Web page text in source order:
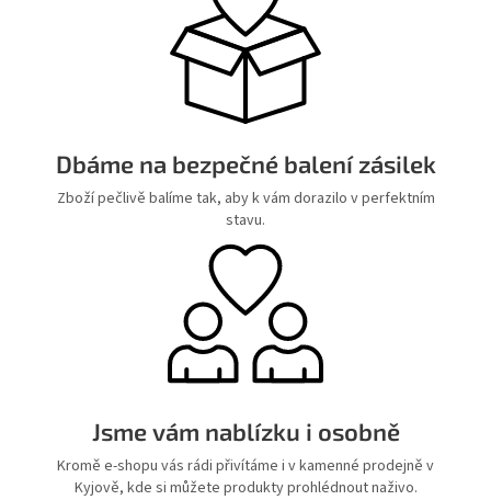
Dbáme na bezpečné balení zásilek
Zboží pečlivě balíme tak, aby k vám dorazilo v perfektním
stavu.
Jsme vám nablízku i osobně
Kromě e-shopu vás rádi přivítáme i v kamenné prodejně v
Kyjově, kde si můžete produkty prohlédnout naživo.